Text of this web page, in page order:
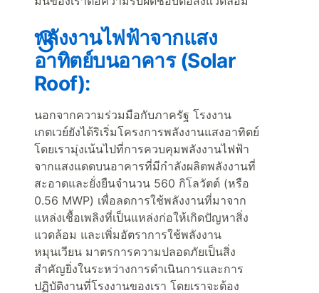
พลังงานไฟฟ้าจากแสง
อาทิตย์บนอาคาร (Solar
Roof):
นอกจากความร่วมมือกับภาครัฐ โรงงาน
เกตเวย์ยังได้ริเริ่มโครงการพลังงานแสงอาทิตย์
โดยเรามุ่งเน้นไปที่การควบคุมพลังงานไฟฟ้า
จากแสงแดดบนอาคารที่มีกำลังผลิตพลังงานที่
สะอาดและยั่งยืนจำนวน 560 กิโลวัตต์ (หรือ
0.56 MWP) เพื่อลดการใช้พลังงานที่มาจาก
แหล่งเชื้อเพลิงที่เป็นแหล่งก่อให้เกิดปัญหาสิ่ง
แวดล้อม และเพิ่มอัตราการใช้พลังงาน
หมุนเวียน มาตรการความปลอดภัยเป็นสิ่ง
สำคัญยิ่งในระหว่างการดำเนินการและการ
ปฏิบัติงานที่โรงงานของเรา โดยเราจะต้อง